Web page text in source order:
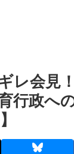
レ会見
行政へ